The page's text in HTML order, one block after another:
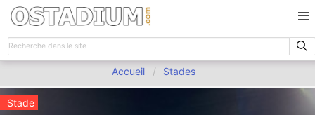
Accueil Stades
Stade